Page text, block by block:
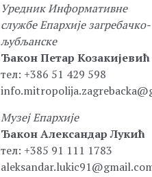
Уредник Информативне
службе Епархије загребачко-
љубљанске
Ђакон Петар Козакијевић
тел: +386 51 429 598
Музеј Епархије
Ђакон Александар Лукић
тел: +385 91 111 1783